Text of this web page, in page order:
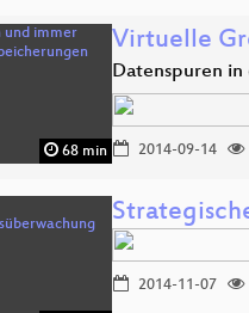
68 min
Virtuelle
Datenspuren in
2014-09-14
2014-11-07